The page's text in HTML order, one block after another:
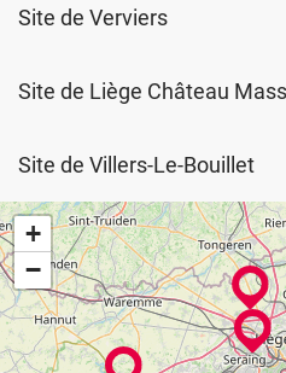
+
−
Site de Verviers
Site de Liège Château
Site de Villers-Le-Bouillet